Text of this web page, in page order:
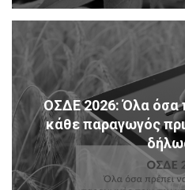
ΟΣΔΕ 2026: Όλα όσα
κάθε παραγωγός